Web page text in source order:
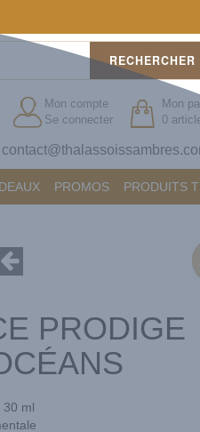
PROMOS PRODUITS
RECHERCHER
Mon compte
Se connecter
Mon
0
PRODIGE
30 ml